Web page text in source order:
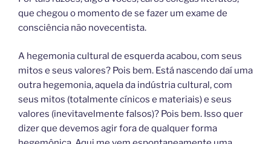
que chegou o momento de se fazer um exame de
consciência não novecentista.
A hegemonia cultural de esquerda acabou, com seus
mitos e seus valores? Pois bem. Está nascendo daí uma
outra hegemonia, aquela da indústria cultural, com
seus mitos (totalmente cínicos e materiais) e seus
valores (inevitavelmente falsos)? Pois bem. Isso quer
dizer que devemos agir fora de qualquer forma